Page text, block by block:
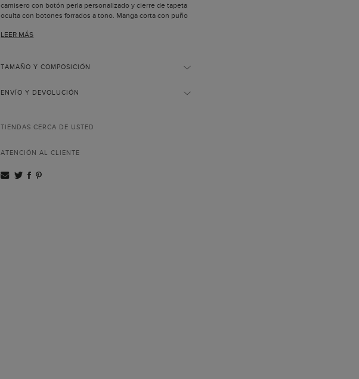
camisero con botón perla personalizado y cierre de tapeta
oculta con botones forrados a tono. Manga corta con puño
La modelo lleva una talla 02 y mide 1,75 m.
LEER MÁS
TAMAÑO Y COMPOSICIÓN
ENVÍO Y DEVOLUCIÓN
TIENDAS CERCA DE USTED
ATENCIÓN AL CLIENTE